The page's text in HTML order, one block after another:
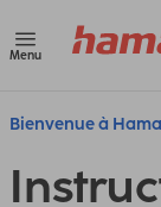
Menu
Bienvenue à